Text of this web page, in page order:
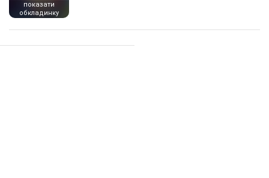
показати
обкладинку